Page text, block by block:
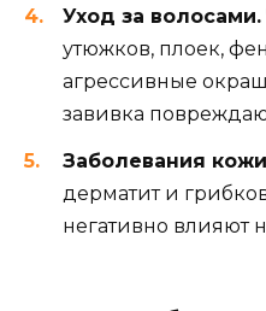
Уход за волосами.
утюжков, плоек,
агрессивные
завивка
Заболевания
дерматит и
негативно влияют